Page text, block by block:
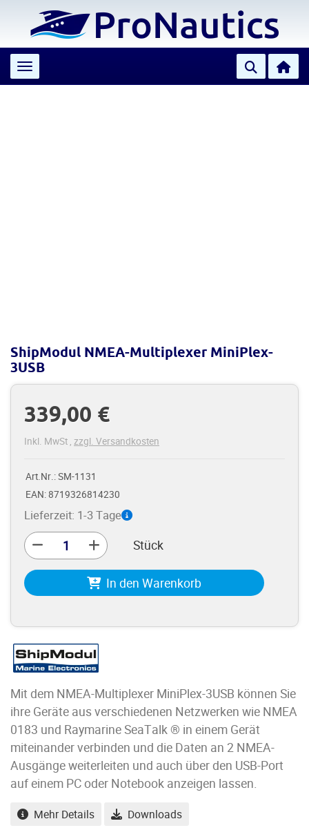
Toggle navigation
ShipModul NMEA-Multiplexer MiniPlex-
3USB
339,00 €
Inkl. MwSt , zzgl. Versandkosten
Art.Nr.: SM-1131
EAN: 8719326814230
Lieferzeit: 1-3 Tage
Stück
In den Warenkorb
Mit dem NMEA-Multiplexer MiniPlex-3USB können Sie
ihre Geräte aus verschiedenen Netzwerken wie NMEA
0183 und Raymarine SeaTalk ® in einem Gerät
miteinander verbinden und die Daten an 2 NMEA-
Ausgänge weiterleiten und auch über den USB-Port
auf einem PC oder Notebook anzeigen lassen.
Mehr Details Downloads